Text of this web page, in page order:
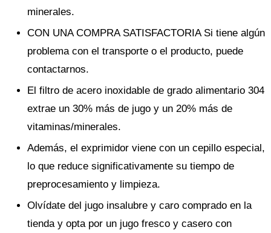
minerales.
CON UNA COMPRA SATISFACTORIA Si tiene algún
problema con el transporte o el producto, puede
contactarnos.
El filtro de acero inoxidable de grado alimentario 304
extrae un 30% más de jugo y un 20% más de
vitaminas/minerales.
Además, el exprimidor viene con un cepillo especial,
lo que reduce significativamente su tiempo de
preprocesamiento y limpieza.
Olvídate del jugo insalubre y caro comprado en la
tienda y opta por un jugo fresco y casero con